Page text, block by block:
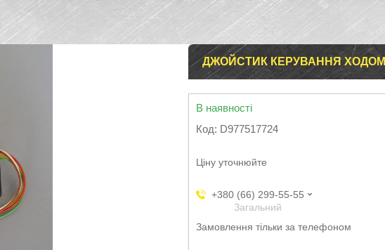
ДЖОЙСТИК КЕРУВАННЯ ХОДОМ
В наявності
Код: D977517724
Ціну уточнюйте
+380 (66) 299-55-55
Загальний
Замовлення тільки за телефоном